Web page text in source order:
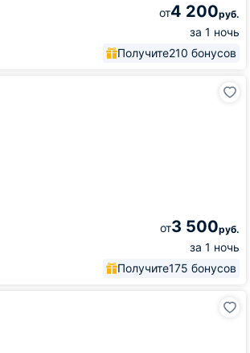
от4 200руб.
за 1 ночь
Получите210 бонусов
от3 500руб.
за 1 ночь
Получите175 бонусов